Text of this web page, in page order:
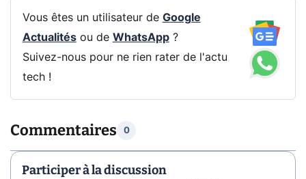
Vous êtes un utilisateur de Google
Actualitésou de WhatsApp?
Suivez-nous pour ne rien rater de l'actu
tech !
Commentaires 0
Participer à la discussion